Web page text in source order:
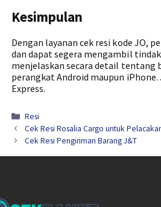
Kesimpulan
Dengan layanan cek resi kode JO,
dan dapat segera mengambil
menjelaskan secara detail tentang
perangkat Android maupun
Express.
Kategori
Resi
Cek Resi Rosalia Cargo untuk
Cek Resi Pengiriman Barang J&T